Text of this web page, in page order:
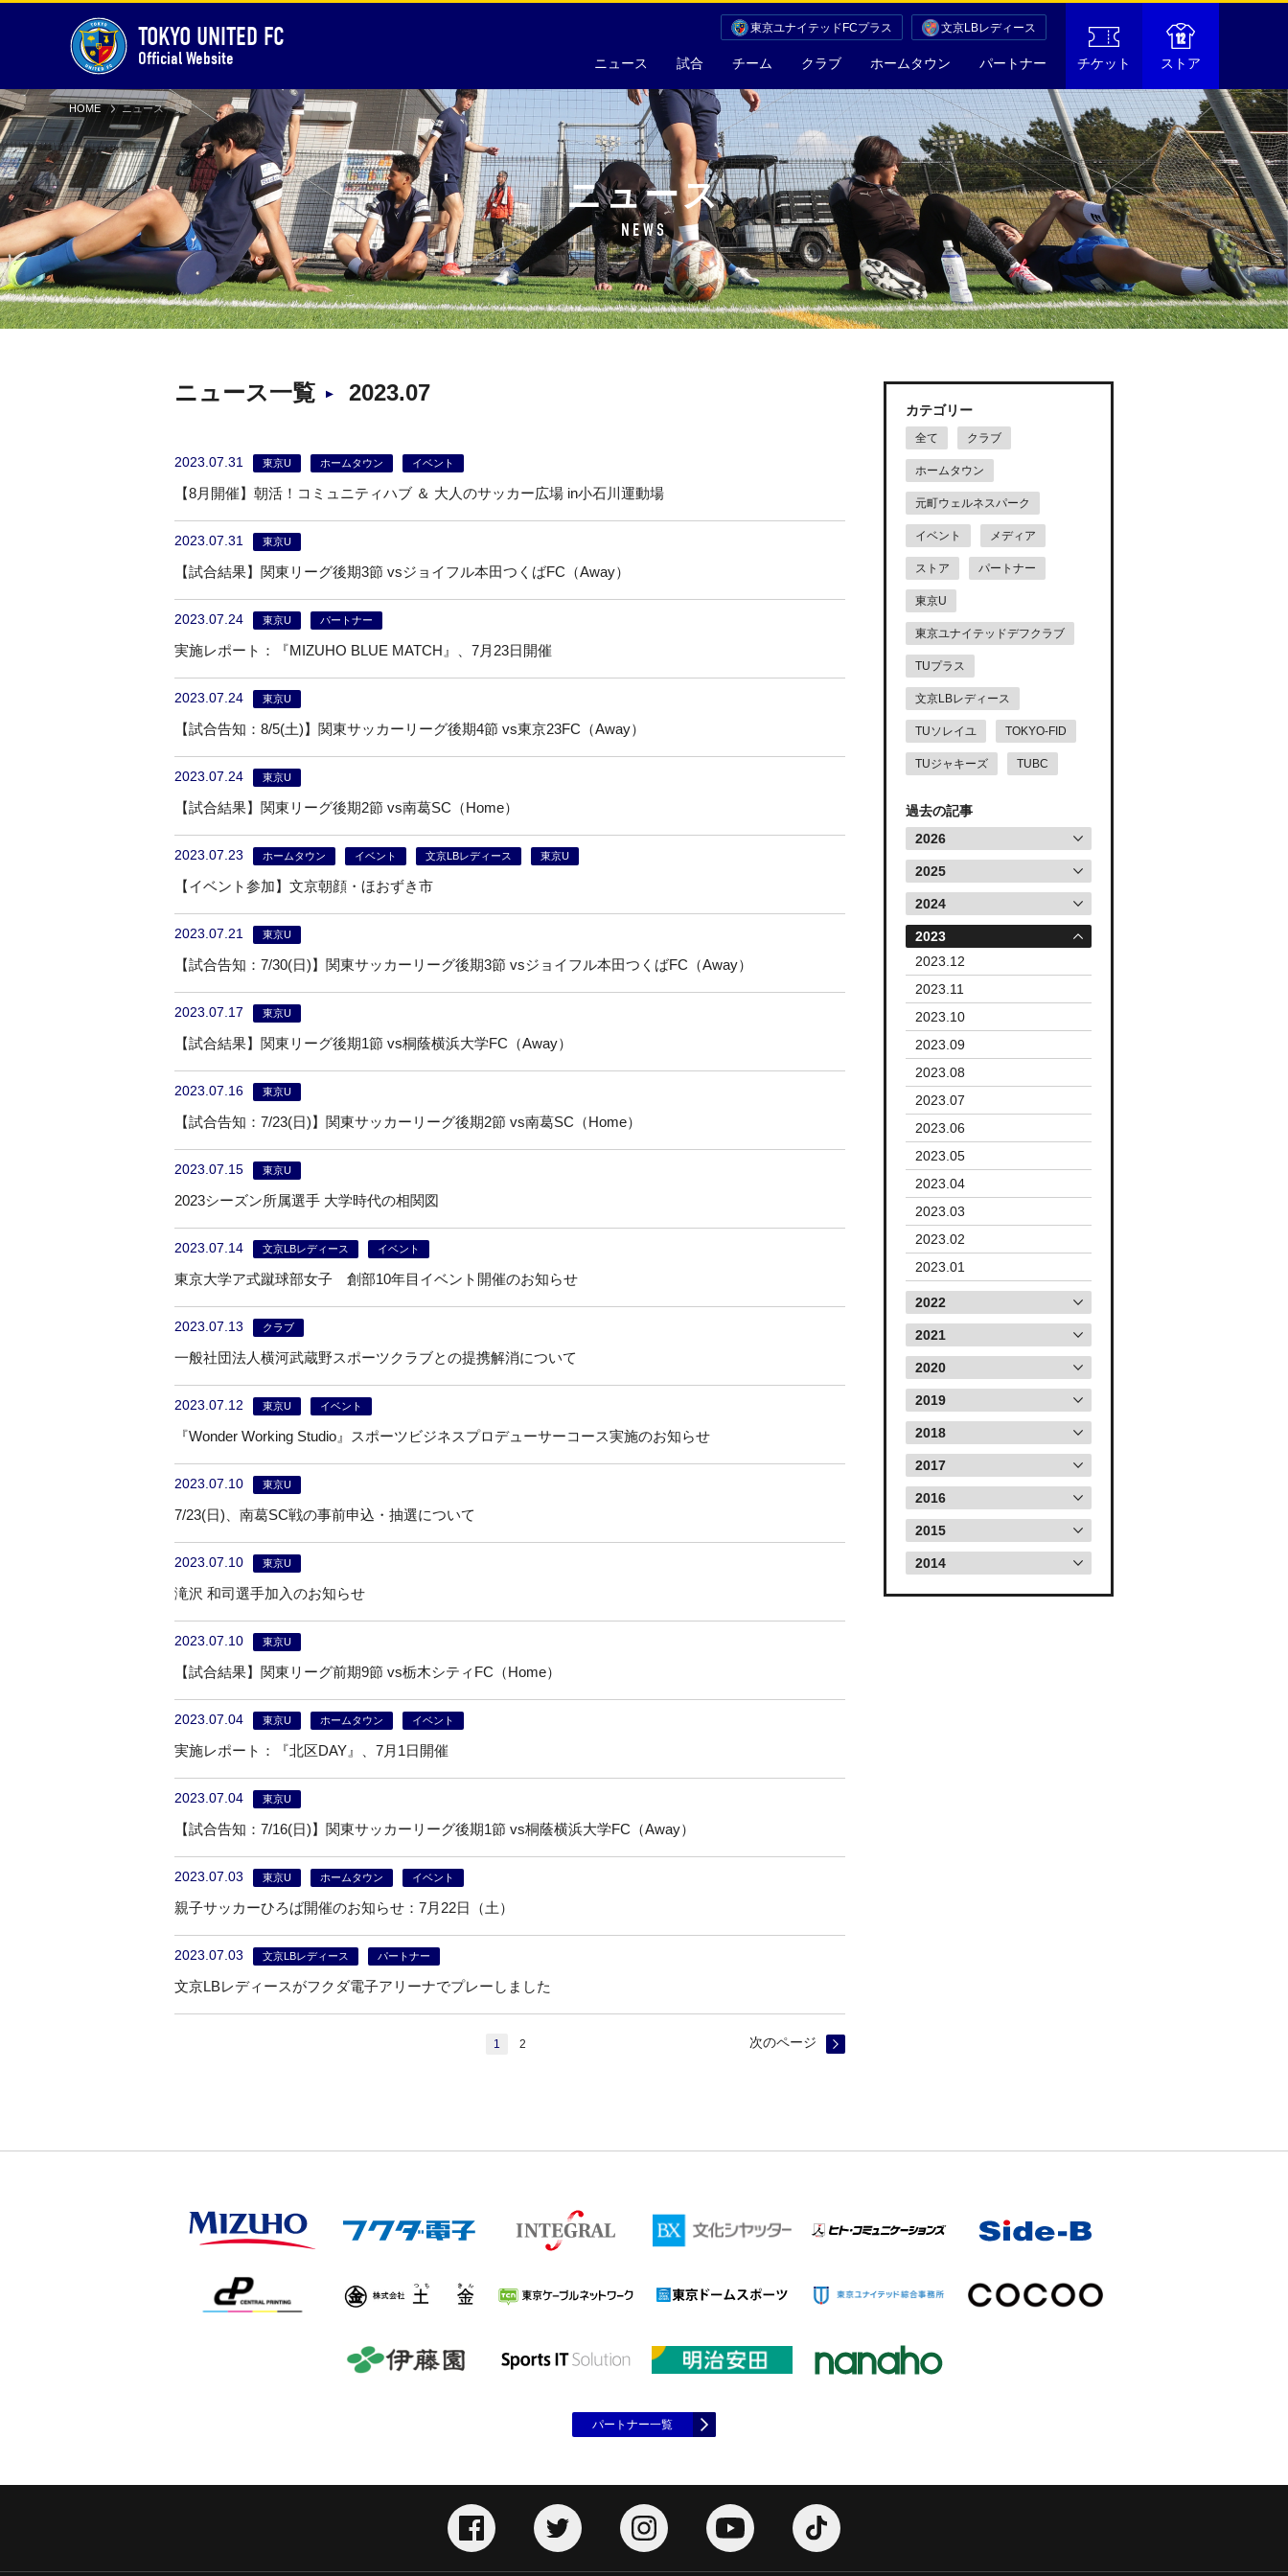
TOKYO UNITED FC
Official Website ニュース 試合 チーム クラブ ホームタウン パートナー チケット ストア
東京ユナイテッドFCプラス 文京LBレディース
HOME ニュース一覧
ニュース
NEWS
ニュース一覧 2023.07
2023.07.31 東京U ホームタウン イベント
【8月開催】朝活！コミュニティハブ ＆ 大人のサッカー広場 in小石川運動場
2023.07.31 東京U
【試合結果】関東リーグ後期3節 vsジョイフル本田つくばFC（Away）
2023.07.24 東京U パートナー
実施レポート：『MIZUHO BLUE MATCH』、7月23日開催
2023.07.24 東京U
【試合告知：8/5(土)】関東サッカーリーグ後期4節 vs東京23FC（Away）
2023.07.24 東京U
【試合結果】関東リーグ後期2節 vs南葛SC（Home）
2023.07.23 ホームタウン イベント 文京LBレディース 東京U
【イベント参加】文京朝顔・ほおずき市
2023.07.21 東京U
【試合告知：7/30(日)】関東サッカーリーグ後期3節 vsジョイフル本田つくばFC（Away）
2023.07.17 東京U
【試合結果】関東リーグ後期1節 vs桐蔭横浜大学FC（Away）
2023.07.16 東京U
【試合告知：7/23(日)】関東サッカーリーグ後期2節 vs南葛SC（Home）
2023.07.15 東京U
2023シーズン所属選手 大学時代の相関図
2023.07.14 文京LBレディース イベント
東京大学ア式蹴球部女子 創部10年目イベント開催のお知らせ
2023.07.13 クラブ
一般社団法人横河武蔵野スポーツクラブとの提携解消について
2023.07.12 東京U イベント
『Wonder Working Studio』スポーツビジネスプロデューサーコース実施のお知らせ
2023.07.10 東京U
7/23(日)、南葛SC戦の事前申込・抽選について
2023.07.10 東京U
滝沢 和司選手加入のお知らせ
2023.07.10 東京U
【試合結果】関東リーグ前期9節 vs栃木シティFC（Home）
2023.07.04 東京U ホームタウン イベント
実施レポート：『北区DAY』、7月1日開催
2023.07.04 東京U
【試合告知：7/16(日)】関東サッカーリーグ後期1節 vs桐蔭横浜大学FC（Away）
2023.07.03 東京U ホームタウン イベント
親子サッカーひろば開催のお知らせ：7月22日（土）
2023.07.03 文京LBレディース パートナー
文京LBレディースがフクダ電子アリーナでプレーしました
1 2 次のページ
カテゴリー
全て クラブ
ホームタウン
元町ウェルネスパーク
イベント メディア
ストア パートナー
東京U
東京ユナイテッドデフクラブ
TUプラス
文京LBレディース
TUソレイユ TOKYO-FID
TUジャキーズ TUBC
過去の記事
2026
2025
2024
2023
2023.12
2023.11
2023.10
2023.09
2023.08
2023.07
2023.06
2023.05
2023.04
2023.03
2023.02
2023.01
2022
2021
2020
2019
2018
2017
2016
2015
2014
パートナー一覧